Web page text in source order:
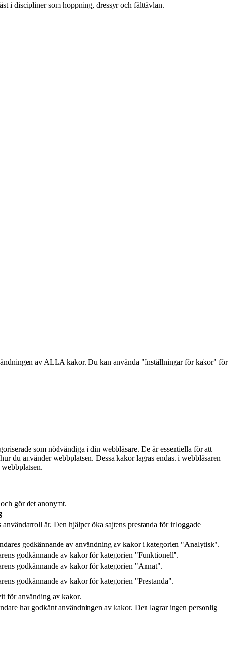
i discipliner som hoppning, dressyr och fälttävlan.
av ALLA kakor. Du kan använda "Inställningar för kakor" för
som nödvändiga i din webbläsare. De är essentiella för att
du använder webbplatsen. Dessa kakor lagras endast i webbläsaren
gör det anonymt.
är. Den hjälper öka sajtens prestanda för inloggade
godkännande av användning av kakor i kategorien "Analytisk".
godkännande av kakor för kategorien "Funktionell".
godkännande av kakor för kategorien "Annat".
godkännande av kakor för kategorien "Prestanda".
för använding av kakor.
har godkänt användningen av kakor. Den lagrar ingen personlig